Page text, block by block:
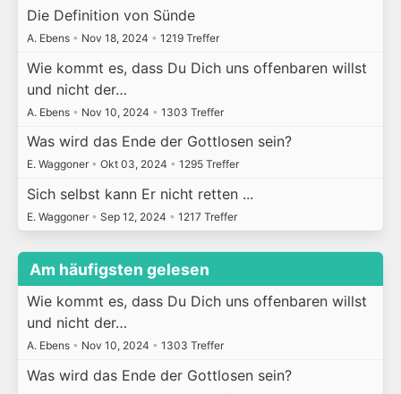
Die Definition von Sünde
A. Ebens • Nov 18, 2024 • 1219 Treffer
Wie kommt es, dass Du Dich uns offenbaren willst
und nicht der…
A. Ebens • Nov 10, 2024 • 1303 Treffer
Was wird das Ende der Gottlosen sein?
E. Waggoner • Okt 03, 2024 • 1295 Treffer
Sich selbst kann Er nicht retten ...
E. Waggoner • Sep 12, 2024 • 1217 Treffer
Am häufigsten gelesen
Wie kommt es, dass Du Dich uns offenbaren willst
und nicht der…
A. Ebens • Nov 10, 2024 • 1303 Treffer
Was wird das Ende der Gottlosen sein?